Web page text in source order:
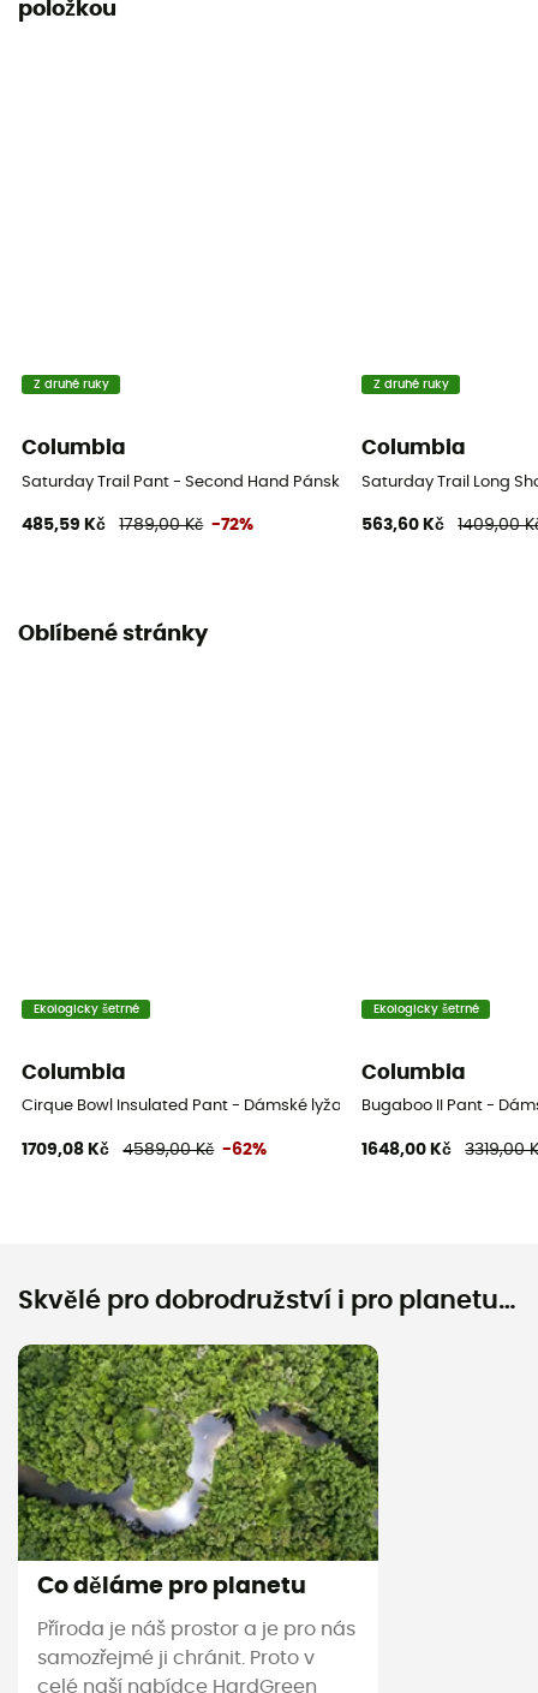
položkou
Z druhé ruky
Columbia
Saturday Trail Pant - Second Hand Pánské turistické kalhoty -
485,59 Kč 1789,00 Kč -72%
Z druhé ruky
Columbia
Saturday Trail Long
563,60 Kč 1409,00
Oblíbené stránky
Ekologicky šetrné
Columbia
Cirque Bowl Insulated Pant - Dámské lyžařské kalhoty
1709,08 Kč 4589,00 Kč -62%
Ekologicky šetrné
Columbia
Bugaboo II Pant -
1648,00 Kč 3319,00
Skvělé pro dobrodružství i pro planetu…
Co děláme pro planetu
Příroda je náš prostor a je pro nás
samozřejmé ji chránit. Proto v
celé naší nabídce HardGreen